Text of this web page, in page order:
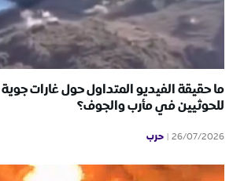
ما حقيقة الفيديو المتداول حول غارات
للحوثيين في مأرب والجوف؟
26/07/2026 حرب